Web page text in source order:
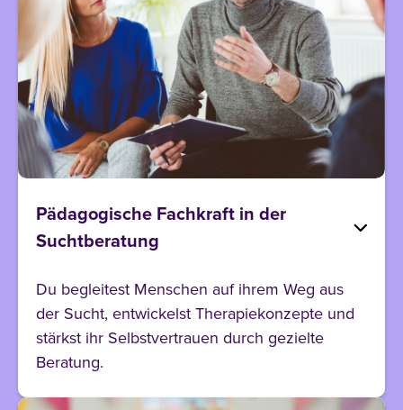
Pädagogische Fachkraft in der
Suchtberatung
Du begleitest Menschen auf ihrem Weg aus
der Sucht, entwickelst Therapiekonzepte und
stärkst ihr Selbstvertrauen durch gezielte
Beratung.